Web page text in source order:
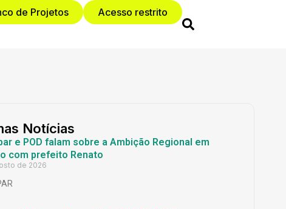
de Projetos Acesso restrito
Notícias
e POD falam sobre a Ambição Regional em
com prefeito Renato
de 2026